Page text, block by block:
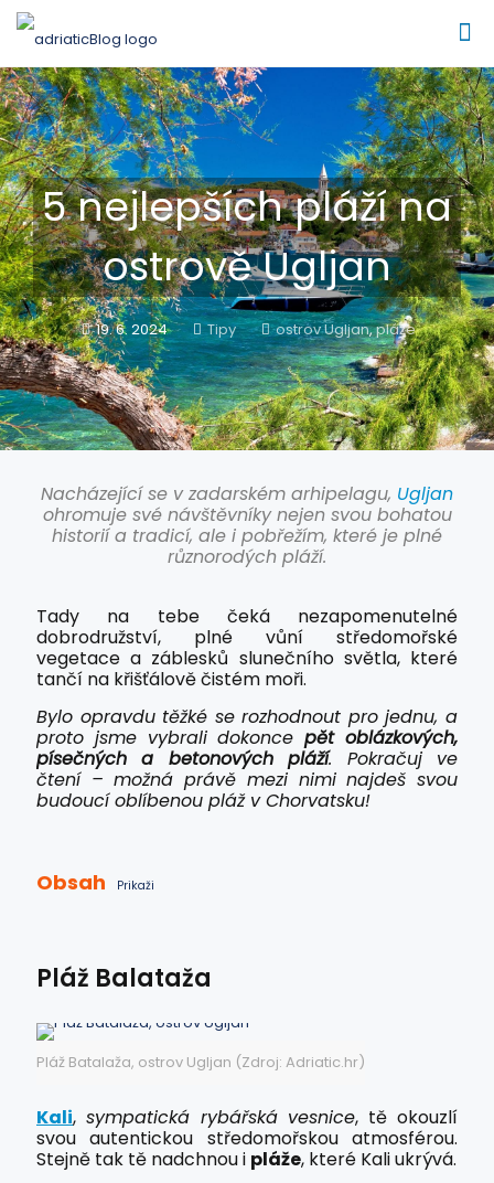
5 nejlepších pláží na
ostrově Ugljan
19. 6. 2024 Tipy ostrov Ugljan,pláže
Nacházející se v zadarském arhipelagu, Ugljan
ohromuje své návštěvníky nejen svou bohatou
historií a tradicí, ale i pobřežím, které je plné
různorodých pláží.
Tady na tebe čeká nezapomenutelné
dobrodružství, plné vůní středomořské
vegetace a záblesků slunečního světla, které
tančí na křišťálově čistém moři.
Bylo opravdu těžké se rozhodnout pro jednu, a
proto jsme vybrali dokoncepět oblázkových,
písečných a betonových pláží. Pokračuj ve
čtení –možná právě mezi nimi najdeš svou
budoucí oblíbenou pláž v Chorvatsku!
Obsah Prikaži
Pláž Balataža
Pláž Batalaža, ostrov Ugljan (Zdroj: Adriatic.hr)
Kali, sympatická rybářská vesnice, tě okouzlí
svou autentickou středomořskou atmosférou.
Stejně tak tě nadchnou i pláže, které Kali ukrývá.